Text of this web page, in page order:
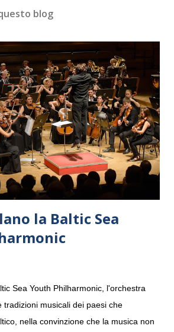
blog
la Baltic Sea
Sea Youth Philharmonic, l'orchestra
tradizioni musicali dei paesi che
nella convinzione che la musica non